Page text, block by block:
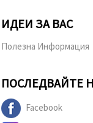
ИДЕИ ЗА ВАС
Полезна Информация
ПОСЛЕДВАЙТЕ
Facebook